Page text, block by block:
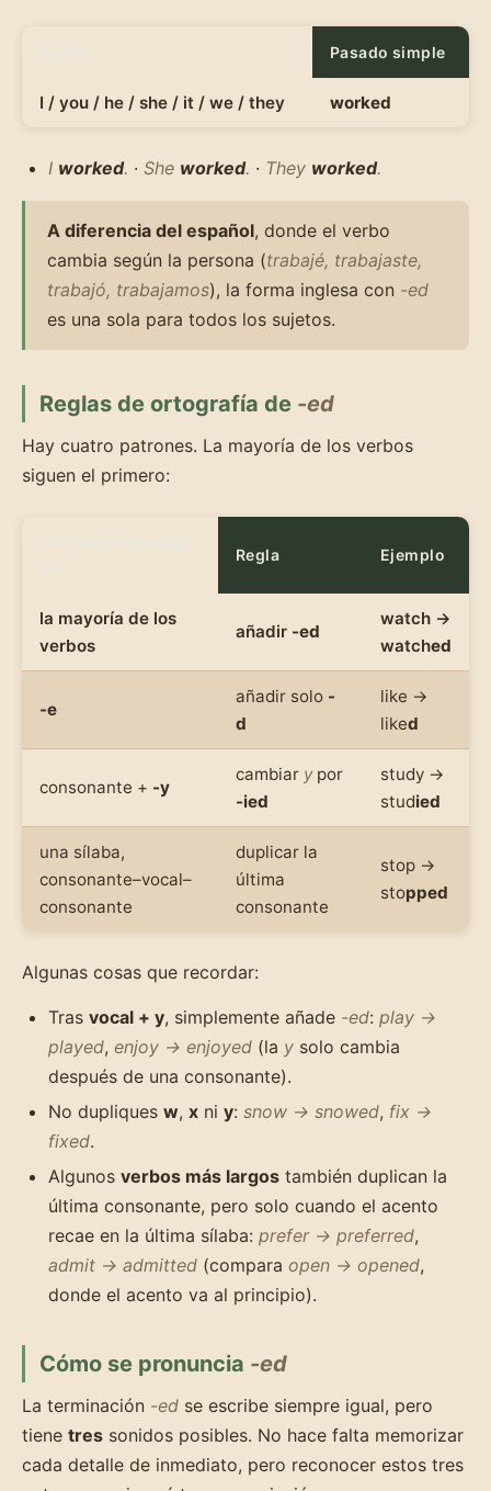
Pasado simple
I / you / he / she / it / we / they worked
I worked. · She worked. · They worked.
A diferencia del español, donde el verbo
cambia según la persona (trabajé, trabajaste,
trabajó, trabajamos), la forma inglesa con -ed
es una sola para todos los sujetos.
Reglas de ortografía de -ed
Hay cuatro patrones. La mayoría de los verbos
siguen el primero:
Regla Ejemplo
la mayoría de los
verbos
añadir -ed
watch →
watched
-e
añadir solo -
d
like →
liked
consonante + -y
cambiar ypor
-ied
study →
studied
una sílaba,
consonante–vocal–
consonante
duplicar la
última
consonante
stop →
stopped
Algunas cosas que recordar:
Tras vocal + y, simplemente añade -ed: play →
played, enjoy → enjoyed (la y solo cambia
después de una consonante).
No dupliques w, x ni y: snow → snowed, fix →
fixed.
Algunos verbos más largos también duplican la
última consonante, pero solo cuando el acento
recae en la última sílaba: prefer → preferred,
admit → admitted (compara open → opened,
donde el acento va al principio).
Cómo se pronuncia -ed
La terminación -ed se escribe siempre igual, pero
tiene tres sonidos posibles. No hace falta memorizar
cada detalle de inmediato, pero reconocer estos tres